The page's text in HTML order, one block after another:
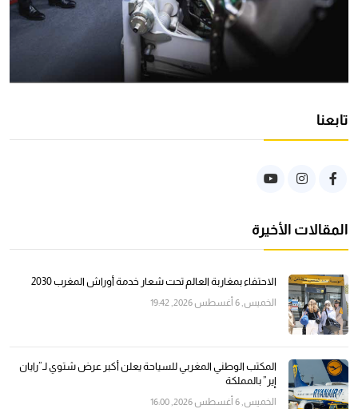
تابعنا
المقالات الأخيرة
الاحتفاء بمغاربة العالم تحت شعار خدمة أوراش المغرب 2030
الخميس, 6 أغسطس 2026, 19:42
المكتب الوطني المغربي للسياحة يعلن أكبر عرض شتوي لـ”رايان
إير” بالمملكة
الخميس, 6 أغسطس 2026, 16:00